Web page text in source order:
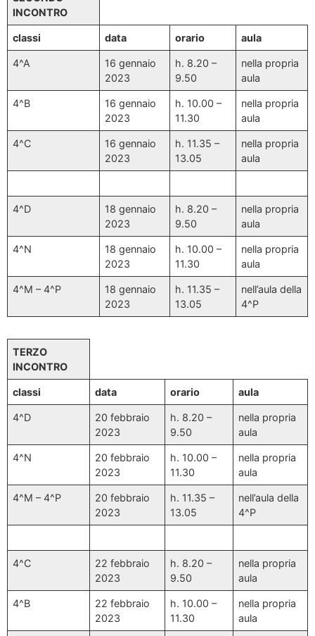
INCONTRO
classi data orario aula
4^A
16 gennaio
2023
h. 8.20 –
9.50
nella propria
aula
4^B
16 gennaio
2023
h. 10.00 –
11.30
nella propria
aula
4^C
16 gennaio
2023
h. 11.35 –
13.05
nella propria
aula
4^D
18 gennaio
2023
h. 8.20 –
9.50
nella propria
aula
4^N
18 gennaio
2023
h. 10.00 –
11.30
nella propria
aula
4^M – 4^P
18 gennaio
2023
h. 11.35 –
13.05
nell’aula della
4^P
TERZO
INCONTRO
classi data orario aula
4^D
20 febbraio
2023
h. 8.20 –
9.50
nella propria
aula
4^N
20 febbraio
2023
h. 10.00 –
11.30
nella propria
aula
4^M – 4^P
20 febbraio
2023
h. 11.35 –
13.05
nell’aula della
4^P
4^C
22 febbraio
2023
h. 8.20 –
9.50
nella propria
aula
4^B
22 febbraio
2023
h. 10.00 –
11.30
nella propria
aula